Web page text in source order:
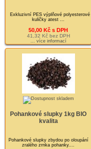
Exkluzivní PES výplňové polyesterové
kuličky atest ...
50,00 Kč s DPH
41,32 Kč bez DPH
... více informací
Pohankové slupky 1kg BIO
kvalita
Pohankové slupky zbydou po oloupání
zralého zrnka pohanky....